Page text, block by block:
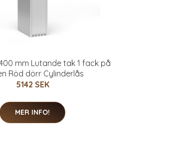
mm Lutande tak 1 fack på
Röd dörr Cylinderlås
5142 SEK
MER INFO!